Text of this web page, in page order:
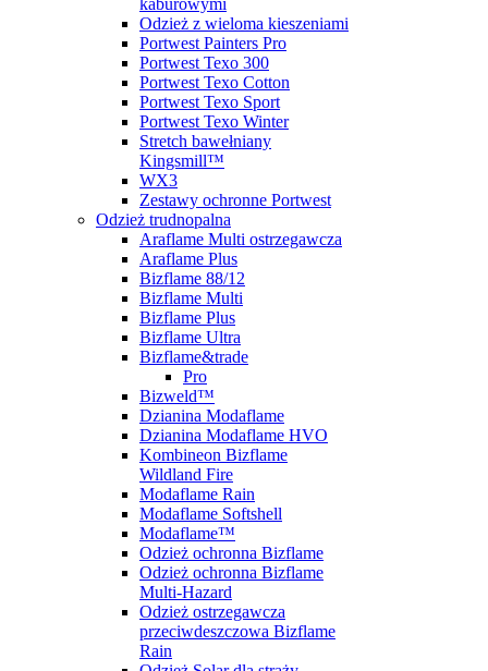
Odzież z wieloma kieszeniami
Portwest Painters Pro
Portwest Texo 300
Portwest Texo Cotton
Portwest Texo Sport
Portwest Texo Winter
Stretch bawełniany
Kingsmill™
WX3
Zestawy ochronne Portwest
Odzież trudnopalna
Araflame Multi ostrzegawcza
Araflame Plus
Bizflame 88/12
Bizflame Multi
Bizflame Plus
Bizflame Ultra
Bizflame&trade
Pro
Bizweld™
Dzianina Modaflame
Dzianina Modaflame HVO
Kombineon Bizflame
Wildland Fire
Modaflame Rain
Modaflame Softshell
Modaflame™
Odzież ochronna Bizflame
Odzież ochronna Bizflame
Multi-Hazard
Odzież ostrzegawcza
przeciwdeszczowa Bizflame
Rain